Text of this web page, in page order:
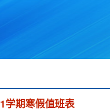
学期寒假值班表